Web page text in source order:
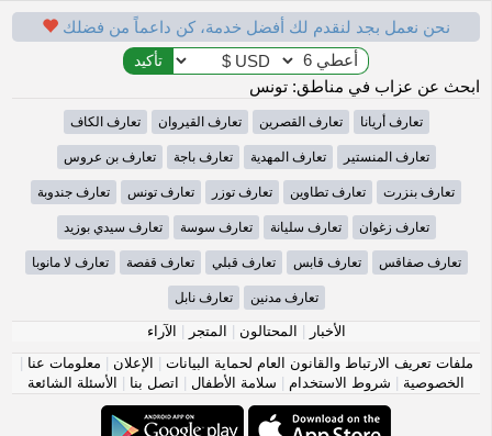
نحن نعمل بجد لنقدم لك أفضل خدمة، كن داعماً من فضلك
ابحث عن عزاب في مناطق: تونس
تعارف أريانا تعارف القصرين تعارف القيروان تعارف الكاف
تعارف المنستير تعارف المهدية تعارف باجة تعارف بن عروس
تعارف بنزرت تعارف تطاوين تعارف توزر تعارف تونس تعارف جندوبة
تعارف زغوان تعارف سليانة تعارف سوسة تعارف سيدي بوزيد
تعارف صفاقس تعارف قابس تعارف قبلي تعارف قفصة تعارف لا مانوبا
تعارف مدنين تعارف نابل
الأخبار | المحتالون | المتجر | الآراء
ملفات تعريف الارتباط والقانون العام لحماية البيانات | الإعلان | معلومات عنا |
الخصوصية | شروط الاستخدام | سلامة الأطفال | اتصل بنا | الأسئلة الشائعة